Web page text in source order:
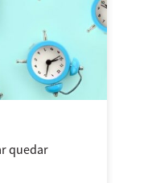
quedar